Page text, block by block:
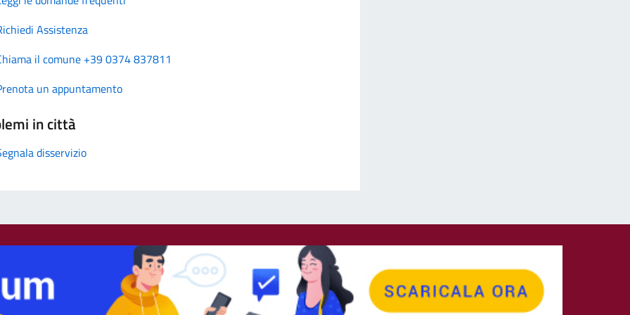
Assistenza
il comune +39 0374 837811
un appuntamento
in città
disservizio